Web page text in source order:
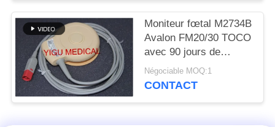
PRIVACY
POLICY
Moniteur fœtal M2734B
Avalon FM20/30 TOCO
avec 90 jours de
garantie
Négociable MOQ:1
CONTACT